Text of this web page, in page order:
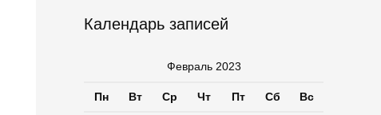
Календарь записей
Февраль 2023
Пн Вт Ср Чт Пт Сб Вс